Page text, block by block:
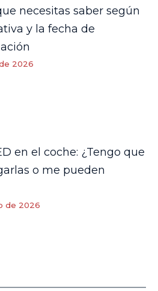
necesitas saber según
y la fecha de
2026
en el coche: ¿Tengo que
o me pueden
de 2026